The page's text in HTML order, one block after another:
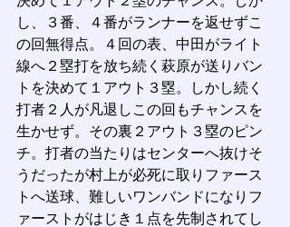
し、３番、４番がランナーを返せずこ
の回無得点。４回の表、中田がライト
線へ２塁打を放ち続く萩原が送りバン
トを決めて１アウト３塁。しかし続く
打者２人が凡退しこの回もチャンスを
生かせず。その裏２アウト３塁のピン
チ。打者の当たりはセンターへ抜けそ
うだったが村上が必死に取りファース
トへ送球、難しいワンバンドになりフ
ァーストがはじき１点を先制されてし